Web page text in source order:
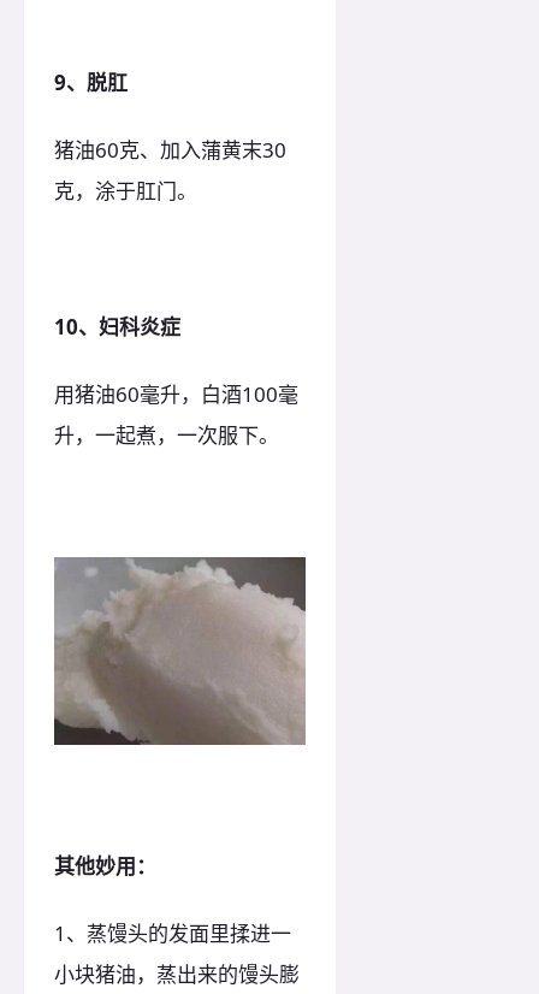
9、脱肛
猪油60克、加入蒲黄末30
克，涂于肛门。
10、妇科炎症
用猪油60毫升，白酒100毫
升，一起煮，一次服下。
其他妙用：
1、蒸馒头的发面里揉进一
小块猪油，蒸出来的馒头膨